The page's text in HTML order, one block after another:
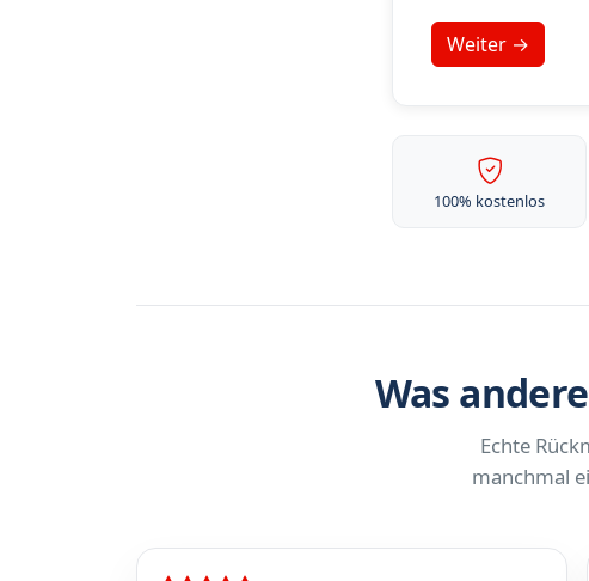
100% kostenlos
Was
Echte
manchmal